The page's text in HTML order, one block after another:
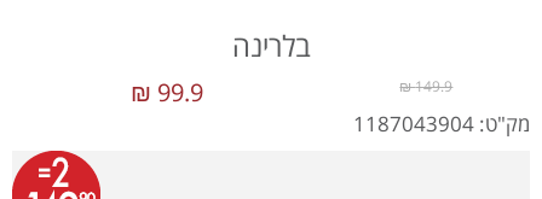
בלרינה
99.9 ₪ 149.9 ₪
מק"ט: 1187043904